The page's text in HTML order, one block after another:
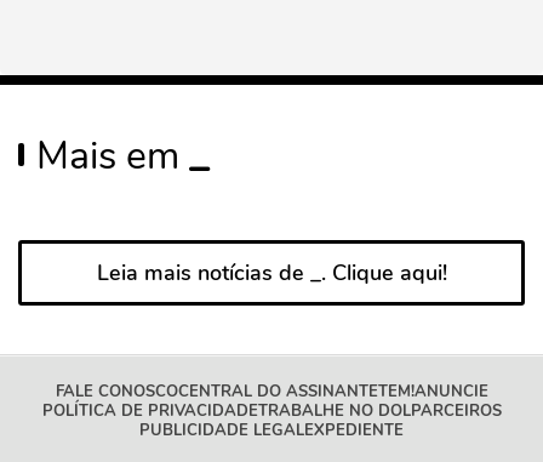
Mais em _
Leia mais notícias de _. Clique aqui!
FALE CONOSCOCENTRAL DO ASSINANTETEM!ANUNCIE
POLÍTICA DE PRIVACIDADETRABALHE NO DOLPARCEIROS
PUBLICIDADE LEGALEXPEDIENTE